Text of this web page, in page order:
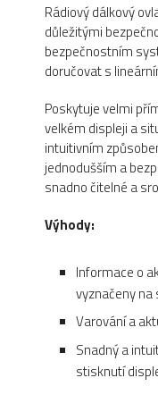
Rádiový dálkový
důležitými
bezpečnostním
doručovat s
Poskytuje velmi
velkém displeji a
intuitivním
jednodušším a
snadno čitelné a
Výhody:
Informace o
vyznačeny
Varování a
Snadný a
stisknutí